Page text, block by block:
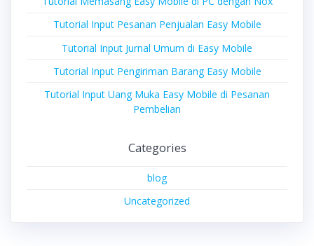
Tutorial Input Pesanan Penjualan Easy Mobile
Tutorial Input Jurnal Umum di Easy Mobile
Tutorial Input Pengiriman Barang Easy Mobile
Tutorial Input Uang Muka Easy Mobile di Pesanan
Pembelian
Categories
blog
Uncategorized